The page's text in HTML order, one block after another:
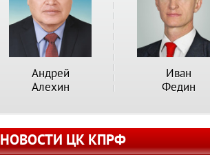
Андрей
Алехин
Иван
Федин
НОВОСТИ ЦК КПРФ